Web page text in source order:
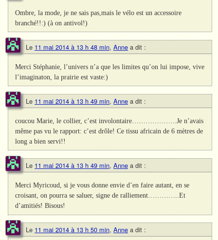
Ombre, la mode, je ne sais pas,mais le vélo est un accessoire
branché!!:) (à on antivol!)
Le 11 mai 2014 à 13 h 48 min, Anne a dit :
Merci Stéphanie, l’univers n’a que les limites qu’on lui impose, vive
l’imaginaton, la prairie est vaste:)
Le 11 mai 2014 à 13 h 49 min, Anne a dit :
coucou Marie, le collier, c’est involontaire………………..Je n’avais
même pas vu le rapport: c’est drôle! Ce tissu africain de 6 mètres de
long a bien servi!!
Le 11 mai 2014 à 13 h 49 min, Anne a dit :
Merci Myricoud, si je vous donne envie d’en faire autant, en se
croisant, on pourra se saluer, signe de ralliement…………..Et
d’amitiés! Bisous!
Le 11 mai 2014 à 13 h 50 min, Anne a dit :